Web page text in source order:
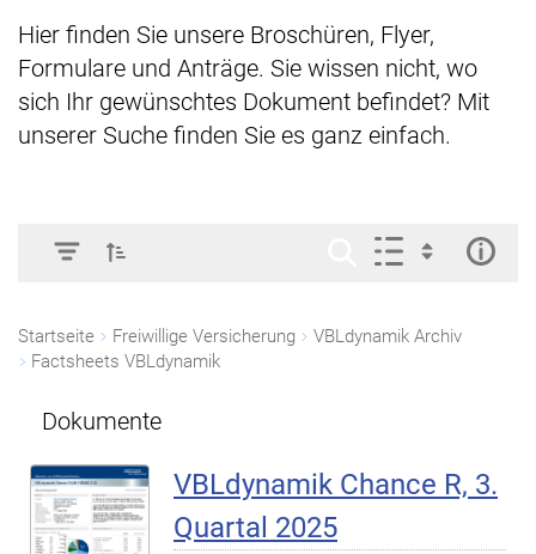
Hier finden Sie unsere Broschüren, Flyer,
Formulare und Anträge. Sie wissen nicht, wo
sich Ihr gewünschtes Dokument befindet? Mit
unserer Suche finden Sie es ganz einfach.
Startseite Freiwillige Versicherung
VBLdynamik Archiv
Factsheets VBLdynamik
Dokumente
VBLdynamik Chance R, 3.
Quartal 2025